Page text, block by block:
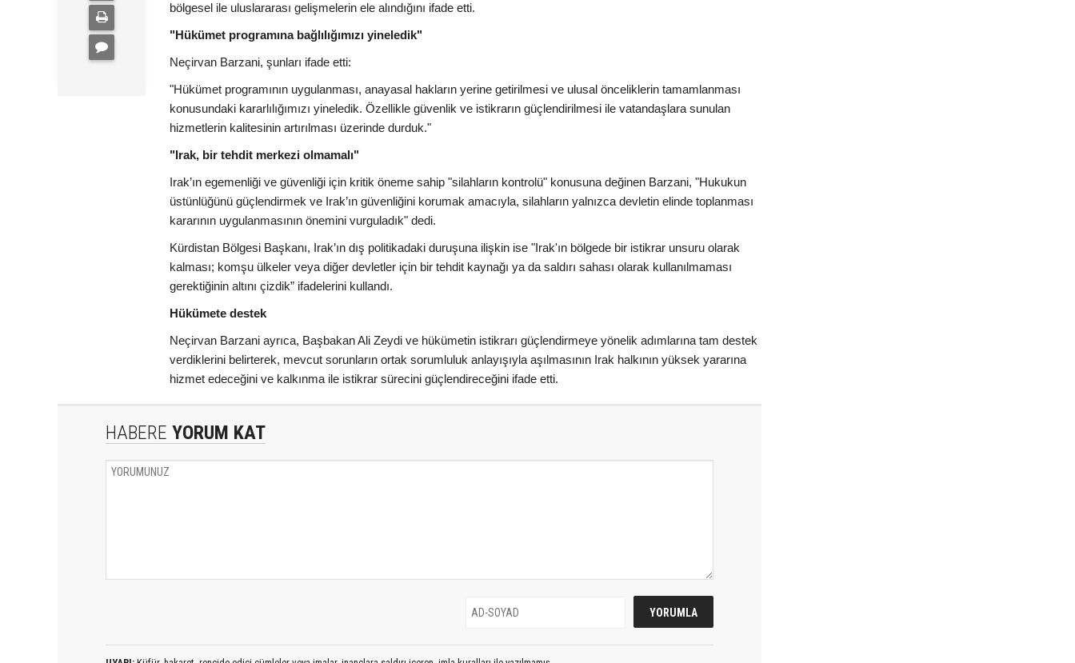
bölgesel ile uluslararası gelişmelerin ele alındığını ifade etti.
"Hükümet programına bağlılığımızı yineledik"
Neçirvan Barzani, şunları ifade etti:
"Hükümet programının uygulanması, anayasal hakların yerine getirilmesi ve ulusal önceliklerin tamamlanması
konusundaki kararlılığımızı yineledik. Özellikle güvenlik ve istikrarın güçlendirilmesi ile vatandaşlara sunulan
hizmetlerin kalitesinin artırılması üzerinde durduk."
"Irak, bir tehdit merkezi olmamalı"
Irak’ın egemenliği ve güvenliği için kritik öneme sahip "silahların kontrolü" konusuna değinen Barzani, "Hukukun
üstünlüğünü güçlendirmek ve Irak’ın güvenliğini korumak amacıyla, silahların yalnızca devletin elinde toplanması
kararının uygulanmasının önemini vurguladık" dedi.
Kürdistan Bölgesi Başkanı, Irak’ın dış politikadaki duruşuna ilişkin ise "Irak'ın bölgede bir istikrar unsuru olarak
kalması; komşu ülkeler veya diğer devletler için bir tehdit kaynağı ya da saldırı sahası olarak kullanılmaması
gerektiğinin altını çizdik” ifadelerini kullandı.
Hükümete destek
Neçirvan Barzani ayrıca, Başbakan Ali Zeydi ve hükümetin istikrarı güçlendirmeye yönelik adımlarına tam destek
verdiklerini belirterek, mevcut sorunların ortak sorumluluk anlayışıyla aşılmasının Irak halkının yüksek yararına
hizmet edeceğini ve kalkınma ile istikrar sürecini güçlendireceğini ifade etti.
HABERE YORUM KAT